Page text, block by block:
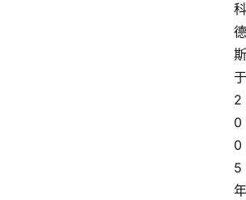
科
德
斯
于
2
0
0
5
年